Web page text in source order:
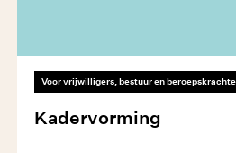
Voor vrijwilligers, bestuur en
Kadervorming